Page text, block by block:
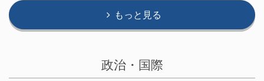
もっと見る
政治・国際